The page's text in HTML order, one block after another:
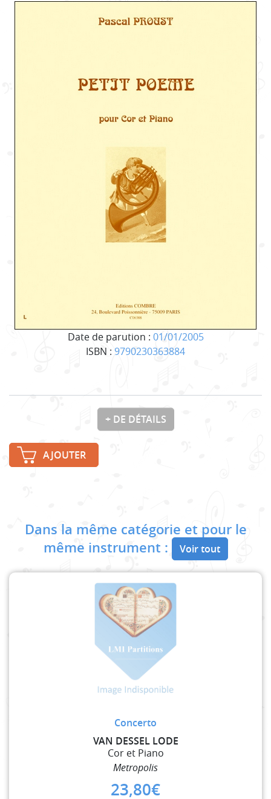
Date de parution : 01/01/2005
ISBN : 9790230363884
+ DE DÉTAILS
AJOUTER
Dans la même catégorie et pour le
même instrument :
Voir tout
Concerto
VAN DESSEL LODE
Cor et Piano
Metropolis
23,80€